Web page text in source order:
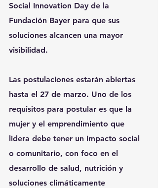
Social Innovation Day de la
Fundación Bayer para que sus
soluciones alcancen una mayor
visibilidad.
Las postulaciones estarán abiertas
hasta el 27 de marzo. Uno de los
requisitos para postular es que la
mujer y el emprendimiento que
lidera debe tener un impacto social
o comunitario, con foco en el
desarrollo de salud, nutrición y
soluciones climáticamente